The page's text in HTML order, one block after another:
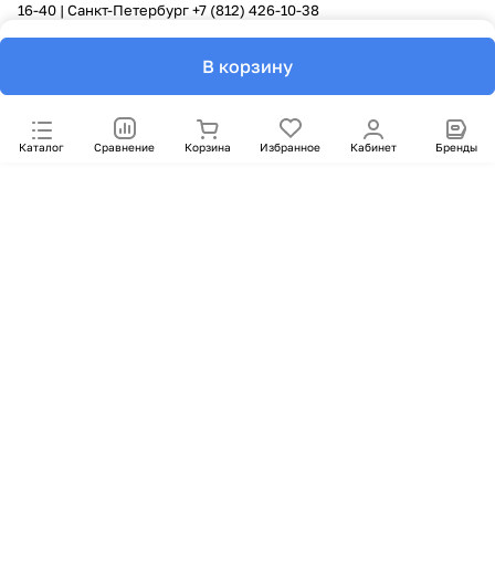
В корзину
Каталог Сравнение Корзина Избранное Кабинет Бренды
16-40 | Санкт-Петербург+7 (812) 426-10-38